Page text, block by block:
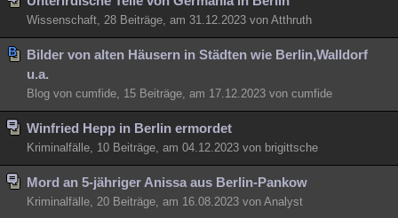
Wissenschaft, 28 Beiträge, am 31.12.2023 von Atthruth
Bilder von alten Häusern in Städten wie Berlin,Walldorf
u.a.
Blog von cumfide, 15 Beiträge, am 17.12.2023 von cumfide
Winfried Hepp in Berlin ermordet
Kriminalfälle, 10 Beiträge, am 04.12.2023 von brigittsche
Mord an 5-jähriger Anissa aus Berlin-Pankow
Kriminalfälle, 20 Beiträge, am 16.08.2023 von Analyst